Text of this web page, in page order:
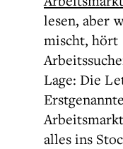
lesen, aber
mischt, hört
Lage: Die
alles ins